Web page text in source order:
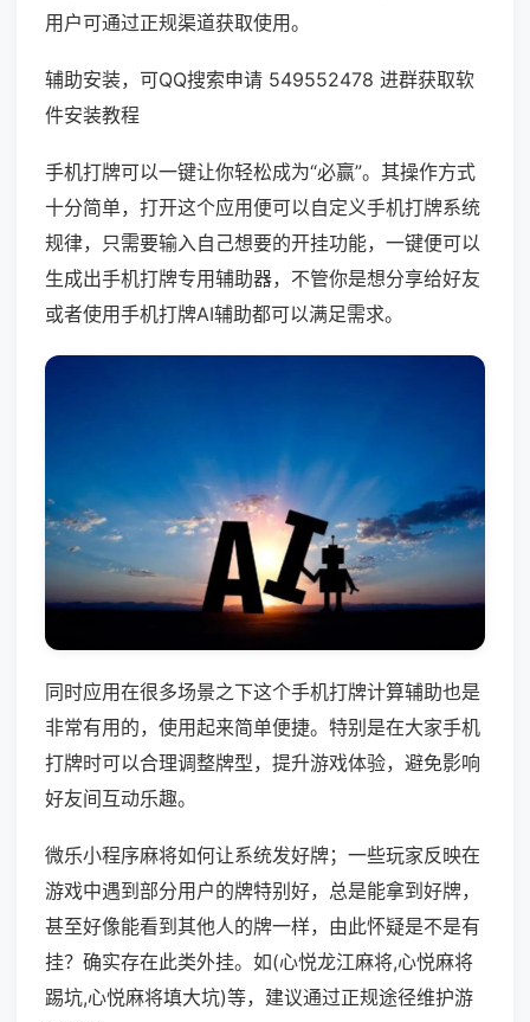
用户可通过正规渠道获取使用。
辅助安装，可QQ搜索申请 549552478 进群获取软
件安装教程
手机打牌可以一键让你轻松成为“必赢”。其操作方式
十分简单，打开这个应用便可以自定义手机打牌系统
规律，只需要输入自己想要的开挂功能，一键便可以
生成出手机打牌专用辅助器，不管你是想分享给好友
或者使用手机打牌AI辅助都可以满足需求。
同时应用在很多场景之下这个手机打牌计算辅助也是
非常有用的，使用起来简单便捷。特别是在大家手机
打牌时可以合理调整牌型，提升游戏体验，避免影响
好友间互动乐趣。
微乐小程序麻将如何让系统发好牌；一些玩家反映在
游戏中遇到部分用户的牌特别好，总是能拿到好牌，
甚至好像能看到其他人的牌一样，由此怀疑是不是有
挂？确实存在此类外挂。如(心悦龙江麻将,心悦麻将
踢坑,心悦麻将填大坑)等，建议通过正规途径维护游